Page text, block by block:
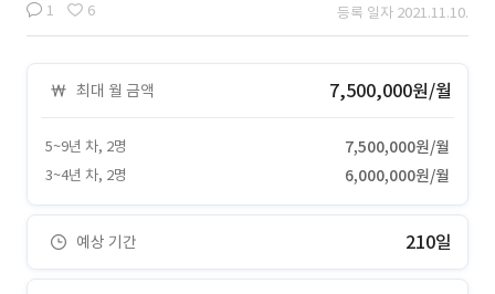
1 6 등록 일자 2021.11.10.
최대 월 금액 7,500,000원/월
5~9년 차, 2명 7,500,000원/월
3~4년 차, 2명 6,000,000원/월
예상 기간 210일